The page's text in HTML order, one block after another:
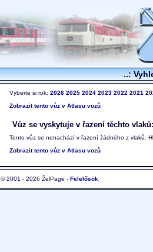
..:
Vyberte si rok: 2026 2025 2024 2023 2022 2021
Zobrazit tento vůz v Atlasu vozů
Vůz se vyskytuje v řazení těchto vlaků:
Tento vůz se nenachází v řazení žádného z vlaků.
Zobrazit tento vůz v Atlasu vozů
© 2001 - 2026 ŽelPage - Felelősök